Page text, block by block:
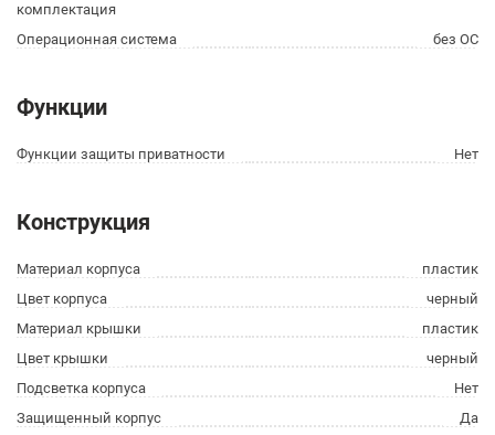
комплектация
Операционная система без ОС
Функции
Функции защиты приватности Нет
Конструкция
Материал корпуса
пластик
Цвет корпуса
черный
Материал крышки
пластик
Цвет крышки
черный
Подсветка корпуса
Нет
Защищенный корпус
Да